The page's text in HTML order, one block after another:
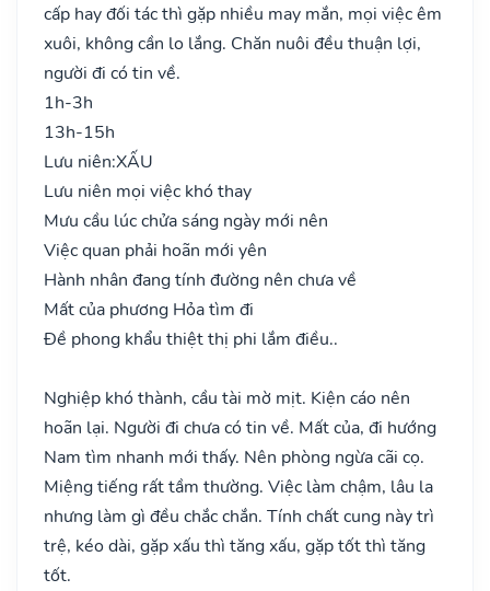
cấp hay đối tác thì gặp nhiều may mắn, mọi việc êm
xuôi, không cần lo lắng. Chăn nuôi đều thuận lợi,
người đi có tin về.
1h-3h
13h-15h
Lưu niên:XẤU
Lưu niên mọi việc khó thay
Mưu cầu lúc chửa sáng ngày mới nên
Việc quan phải hoãn mới yên
Hành nhân đang tính đường nên chưa về
Mất của phương Hỏa tìm đi
Đề phong khẩu thiệt thị phi lắm điều..
Nghiệp khó thành, cầu tài mờ mịt. Kiện cáo nên
hoãn lại. Người đi chưa có tin về. Mất của, đi hướng
Nam tìm nhanh mới thấy. Nên phòng ngừa cãi cọ.
Miệng tiếng rất tầm thường. Việc làm chậm, lâu la
nhưng làm gì đều chắc chắn. Tính chất cung này trì
trệ, kéo dài, gặp xấu thì tăng xấu, gặp tốt thì tăng
tốt.